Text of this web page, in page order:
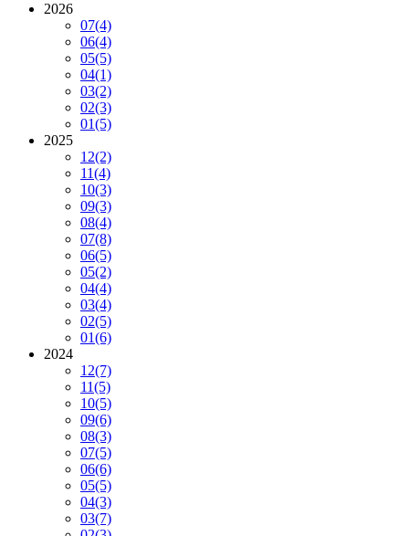
2026
07(4)
06(4)
05(5)
04(1)
03(2)
02(3)
01(5)
2025
12(2)
11(4)
10(3)
09(3)
08(4)
07(8)
06(5)
05(2)
04(4)
03(4)
02(5)
01(6)
2024
12(7)
11(5)
10(5)
09(6)
08(3)
07(5)
06(6)
05(5)
04(3)
03(7)